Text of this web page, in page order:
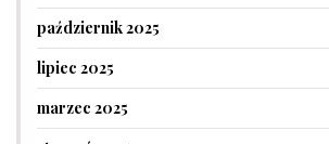
październik 2025
lipiec 2025
marzec 2025